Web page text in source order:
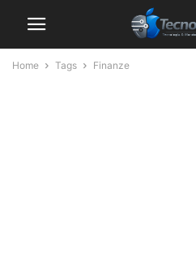
Home Tags Finanze